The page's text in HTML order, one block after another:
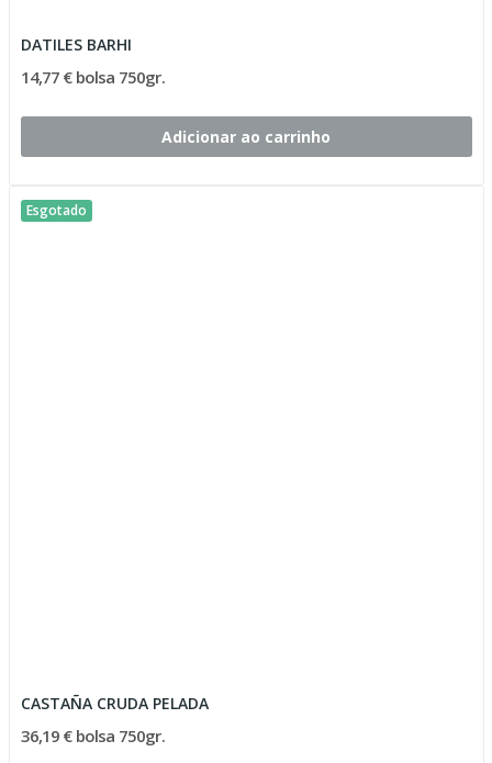
DATILES BARHI
14,77 € bolsa 750gr.
Adicionar ao carrinho
Esgotado
CASTAÑA CRUDA PELADA
36,19 € bolsa 750gr.